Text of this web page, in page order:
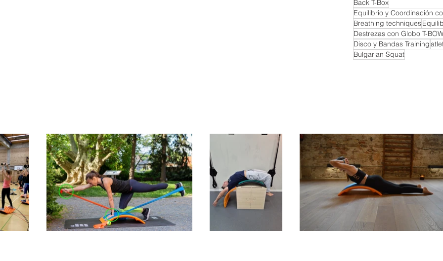
Back T-Box
Equilibrio y Coordinación
Breathing techniques
Destrezas con Globo T-BOW
Disco y Bandas Training
Bulgarian Squat